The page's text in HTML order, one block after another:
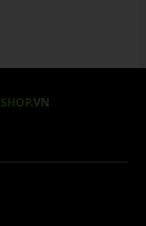
SHOP.VN